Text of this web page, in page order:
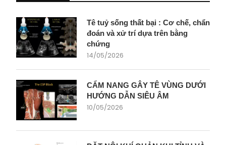
Tê tuỷ sống thất bại : Cơ chế, chẩn
đoán và xử trí dựa trên bằng
chứng
14/05/2026
CẨM NANG GÂY TÊ VÙNG DƯỚI
HƯỚNG DẪN SIÊU ÂM
10/05/2026